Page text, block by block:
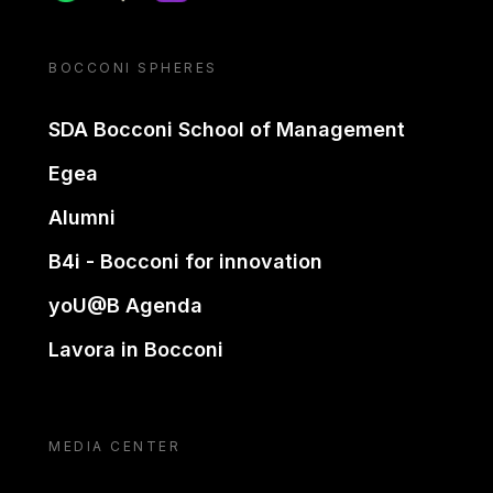
BOCCONI SPHERES
SDA Bocconi School of Management
Egea
Alumni
B4i - Bocconi for innovation
yoU@B Agenda
Lavora in Bocconi
MEDIA CENTER